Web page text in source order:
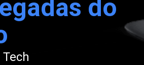
do